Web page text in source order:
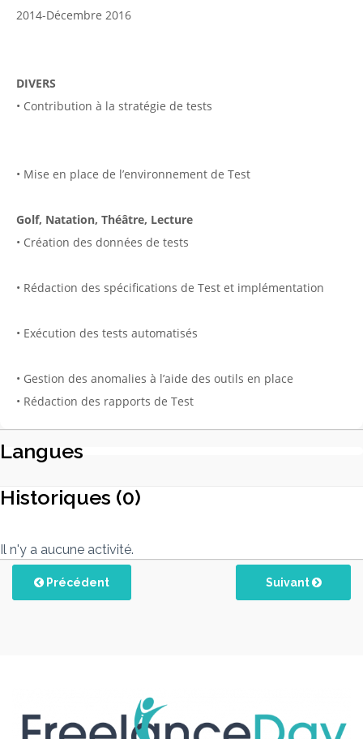
2014-Décembre 2016
DIVERS
• Contribution à la stratégie de tests
• Mise en place de l’environnement de Test
Golf, Natation, Théâtre, Lecture
• Création des données de tests
• Rédaction des spécifications de Test et implémentation
• Exécution des tests automatisés
• Gestion des anomalies à l’aide des outils en place
• Rédaction des rapports de Test
Langues
Historiques (0)
Il n'y a aucune activité.
Précédent Suivant